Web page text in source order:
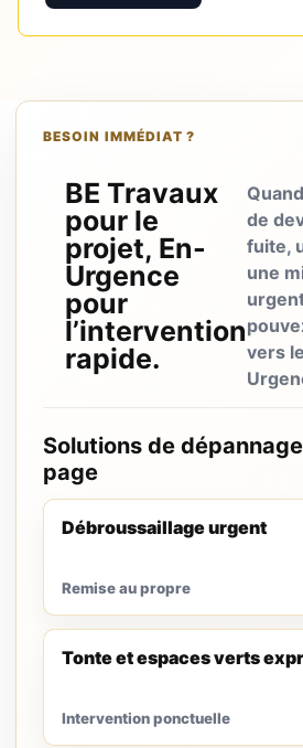
BESOIN IMMÉDIAT ?
BE Travaux
pour le
projet, En-
Urgence
pour
l’intervention
rapide.
de
fuite,
une
vers
Solutions de
page
Débroussaillage urgent
Remise au propre
Tonte et espaces verts
Intervention ponctuelle